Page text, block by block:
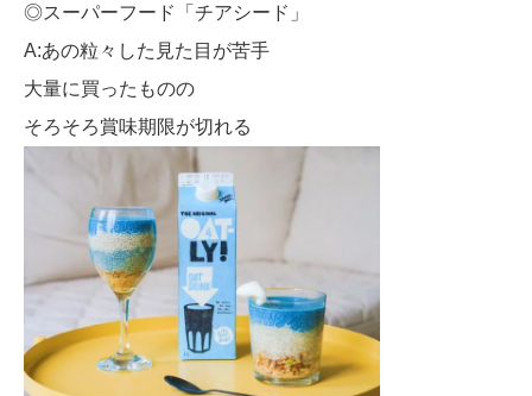
◎スーパーフード「チアシード」
A:あの粒々した見た目が苦手
大量に買ったものの
そろそろ賞味期限が切れる